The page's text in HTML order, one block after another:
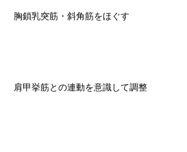
胸鎖乳突筋・斜角筋をほぐす
肩甲挙筋との連動を意識して調整